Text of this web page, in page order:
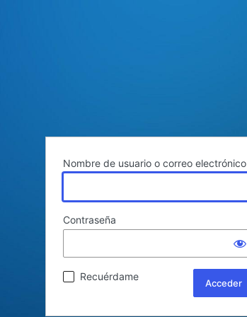
Nombre de usuario o correo electrónico
Contraseña
Recuérdame